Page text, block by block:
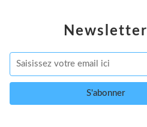
Newsletter